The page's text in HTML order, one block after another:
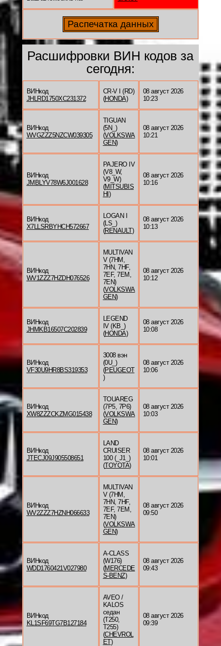
Расшифровки ВИН кодов за
сегодня:
ВИНкод
JHLRD1750XC231372
CR-V I (RD)
(HONDA)
08 август 2026
10:23
ВИНкод
WVGZZZ5NZCW039305
TIGUAN
(5N_)
(VOLKSWA
GEN)
08 август 2026
10:21
ВИНкод
JMBLYV78W6J001628
PAJERO IV
(V8_W,
V9_W)
(MITSUBIS
HI )
08 август 2026
10:16
ВИНкод
X7LLSRBYHCH572667
LOGAN I
(LS_)
(RENAULT)
08 август 2026
10:13
ВИНкод
WV1ZZZ7HZDH076526
MULTIVAN
V (7HM,
7HN, 7HF,
7EF, 7EM,
7EN)
(VOLKSWA
GEN)
08 август 2026
10:12
ВИНкод
JHMKB16507C202839
LEGEND
IV (KB_)
(HONDA)
08 август 2026
10:08
ВИНкод
VF30U9HR8BS319353
3008 вэн
(0U_)
(PEUGEOT
)
08 август 2026
10:06
ВИНкод
XW8ZZZCKZMG015438
TOUAREG
(7P5, 7P6)
(VOLKSWA
GEN)
08 август 2026
10:03
ВИНкод
JTECJ09J905508651
LAND
CRUISER
100 (_J1_)
(TOYOTA)
08 август 2026
10:01
ВИНкод
WV2ZZZ7HZNH066633
MULTIVAN
V (7HM,
7HN, 7HF,
7EF, 7EM,
7EN)
(VOLKSWA
GEN)
08 август 2026
09:50
ВИНкод
WDD1760421V027980
A-CLASS
(W176)
(MERCEDE
S-BENZ)
08 август 2026
09:43
ВИНкод
KL1SF69TG7B127184
AVEO /
KALOS
седан
(T250,
T255)
(CHEVROL
ET)
08 август 2026
09:39